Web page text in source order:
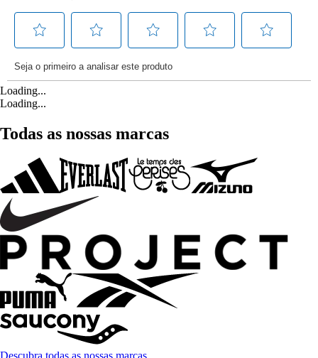
Loading...
Loading...
Todas as nossas marcas